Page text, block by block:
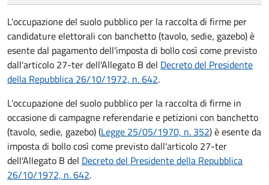
L'occupazione del suolo pubblico per la raccolta di firme per
candidature elettorali con banchetto (tavolo, sedie, gazebo) è
esente dal pagamento dell'imposta di bollo così come previsto
dall'articolo 27-ter dell'Allegato B del Decreto del Presidente
della Repubblica 26/10/1972, n. 642.
L'occupazione del suolo pubblico per la raccolta di firme in
occasione di campagne referendarie e petizioni con banchetto
(tavolo, sedie, gazebo) (Legge 25/05/1970, n. 352) è esente da
imposta di bollo così come previsto dall'articolo 27-ter
dell'Allegato B del Decreto del Presidente della Repubblica
26/10/1972, n. 642.